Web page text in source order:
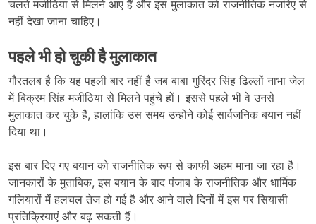
चलते मजीठिया से मिलने आए हैं और इस मुलाकात को राजनीतिक नजरिए से
नहीं देखा जाना चाहिए।
पहले भी हो चुकी है मुलाकात
गौरतलब है कि यह पहली बार नहीं है जब बाबा गुरिंदर सिंह ढिल्लों नाभा जेल
में बिक्रम सिंह मजीठिया से मिलने पहुंचे हों। इससे पहले भी वे उनसे
मुलाकात कर चुके हैं, हालांकि उस समय उन्होंने कोई सार्वजनिक बयान नहीं
दिया था।
इस बार दिए गए बयान को राजनीतिक रूप से काफी अहम माना जा रहा है।
जानकारों के मुताबिक, इस बयान के बाद पंजाब के राजनीतिक और धार्मिक
गलियारों में हलचल तेज हो गई है और आने वाले दिनों में इस पर सियासी
प्रतिक्रियाएं और बढ़ सकती हैं।